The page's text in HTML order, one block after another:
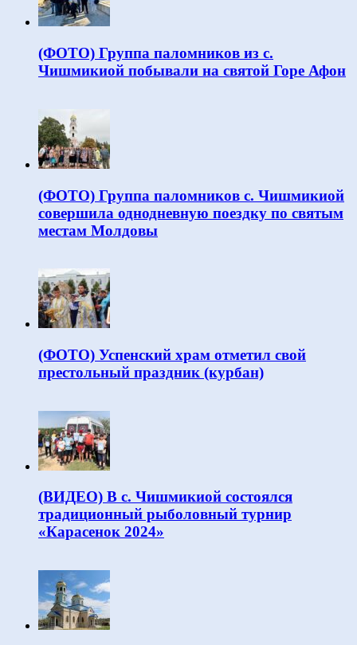
(ФОТО) Группа паломников из с.
Чишмикиой побывали на святой Горе Афон
(ФОТО) Группа паломников с. Чишмикиой
совершила однодневную поездку по святым
местам Молдовы
(ФОТО) Успенский храм отметил свой
престольный праздник (курбан)
(ВИДЕО) В с. Чишмикиой состоялся
традиционный рыболовный турнир
«Карасенок 2024»